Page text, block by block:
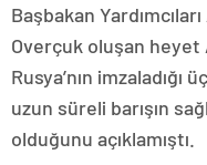
Başbakan
Overçuk oluşan
Rusya’nın
uzun süreli barışın
olduğunu açıklamıştı.